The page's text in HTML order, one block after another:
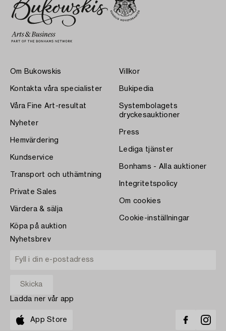
Om Bukowskis
Kontakta våra specialister
Våra Fine Art-resultat
Nyheter
Hemvärdering
Kundservice
Transport och uthämtning
Private Sales
Värdera & sälja
Köpa på auktion
Villkor
Bukipedia
Systembolagets
dryckesauktioner
Press
Lediga tjänster
Bonhams - Alla auktioner
Integritetspolicy
Om cookies
Cookie-inställningar
Nyhetsbrev
Ladda ner vår app
App Store